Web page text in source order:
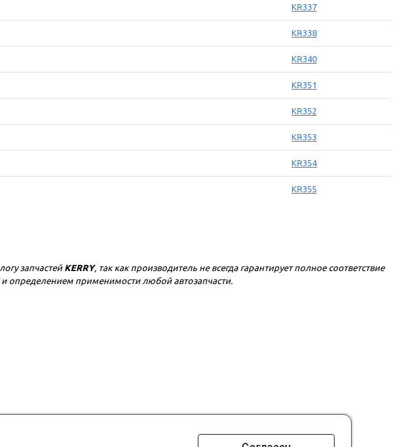
KR337
KR338
KR340
KR351
KR352
KR353
KR354
KR355
запчастейKERRY, так как производитель не всегда гарантирует полное соответствие
и определением применимости любой автозапчасти.